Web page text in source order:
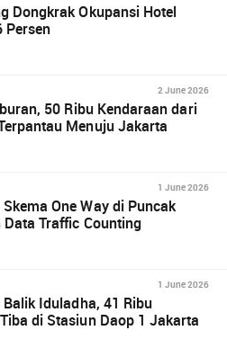
Dongkrak Okupansi Hotel
Persen
2 June 2026
50 Ribu Kendaraan dari
Menuju Jakarta
1 June 2026
One Way di Puncak
Traffic Counting
1 June 2026
Iduladha, 41 Ribu
di Stasiun Daop 1 Jakarta